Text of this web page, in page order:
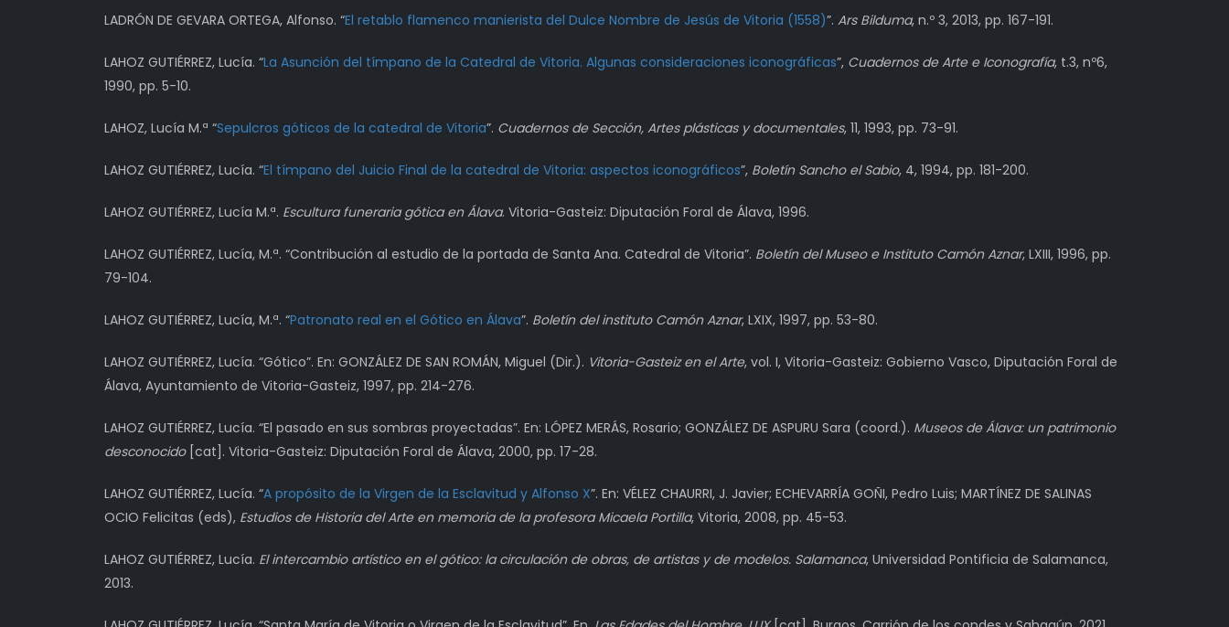
LADRÓN DE GEVARA ORTEGA, Alfonso. “El retablo flamenco manierista del Dulce Nombre de Jesús de Vitoria (1558)”. Ars Bilduma, n.º 3, 2013, pp. 167-191.
LAHOZ GUTIÉRREZ, Lucía. “La Asunción del tímpano de la Catedral de Vitoria. Algunas consideraciones iconográficas”, Cuadernos de Arte e Iconografía, t.3, nº6,
1990, pp. 5-10.
LAHOZ, Lucía M.ª “Sepulcros góticos de la catedral de Vitoria”. Cuadernos de Sección, Artes plásticas y documentales, 11, 1993, pp. 73-91.
LAHOZ GUTIÉRREZ, Lucía. “El tímpano del Juicio Final de la catedral de Vitoria: aspectos iconográficos”, Boletín Sancho el Sabio, 4, 1994, pp. 181-200.
LAHOZ GUTIÉRREZ, Lucía M.ª. Escultura funeraria gótica en Álava. Vitoria-Gasteiz: Diputación Foral de Álava, 1996.
LAHOZ GUTIÉRREZ, Lucía, M.ª. “Contribución al estudio de la portada de Santa Ana. Catedral de Vitoria”. Boletín del Museo e Instituto Camón Aznar, LXIII, 1996, pp.
79-104.
LAHOZ GUTIÉRREZ, Lucía, M.ª. “Patronato real en el Gótico en Álava”. Boletín del instituto Camón Aznar, LXIX, 1997, pp. 53-80.
LAHOZ GUTIÉRREZ, Lucía. “Gótico”. En: GONZÁLEZ DE SAN ROMÁN, Miguel (Dir.). Vitoria-Gasteiz en el Arte, vol. I, Vitoria-Gasteiz: Gobierno Vasco, Diputación Foral de
Álava, Ayuntamiento de Vitoria-Gasteiz, 1997, pp. 214-276.
LAHOZ GUTIÉRREZ, Lucía. “El pasado en sus sombras proyectadas”. En: LÓPEZ MERÁS, Rosario; GONZÁLEZ DE ASPURU Sara (coord.). Museos de Álava: un patrimonio
desconocido[cat]. Vitoria-Gasteiz: Diputación Foral de Álava, 2000, pp. 17-28.
LAHOZ GUTIÉRREZ, Lucía. “A propósito de la Virgen de la Esclavitud y Alfonso X”. En: VÉLEZ CHAURRI, J. Javier; ECHEVARRÍA GOÑI, Pedro Luis; MARTÍNEZ DE SALINAS
OCIO Felicitas (eds), Estudios de Historia del Arte en memoria de la profesora Micaela Portilla, Vitoria, 2008, pp. 45-53.
LAHOZ GUTIÉRREZ, Lucía. El intercambio artístico en el gótico: la circulación de obras, de artistas y de modelos. Salamanca, Universidad Pontificia de Salamanca,
2013.